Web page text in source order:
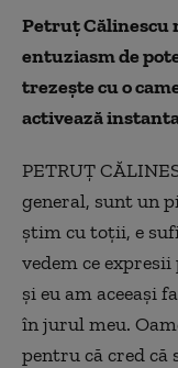
Petruț Călinescu
entuziasm de
trezește cu o
activează
PETRUȚ
general, sunt un
știm cu toții, e
vedem ce
și eu am aceeași
în jurul meu.
pentru că cred că